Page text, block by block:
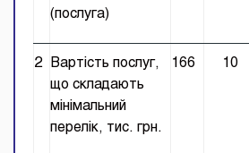
(послуга)
2
Вартість послуг,
що складають
мінімальний
перелік, тис. грн.
166 10